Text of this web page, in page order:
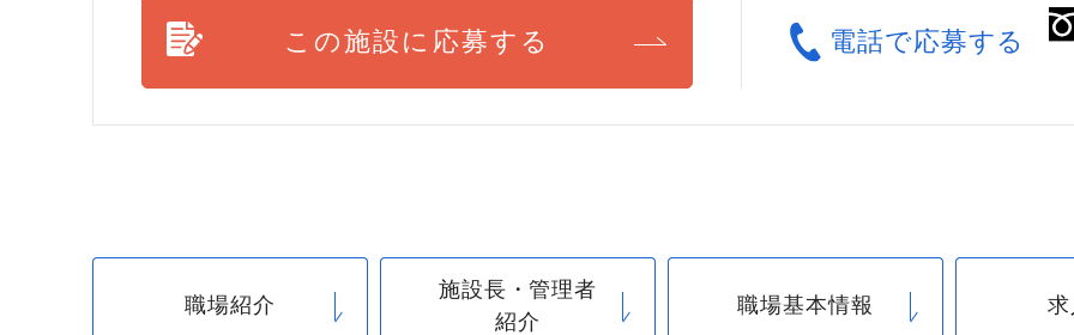
この施設に応募する 電話で応募する
職場紹介
施設長・管理者
紹介
職場基本情報